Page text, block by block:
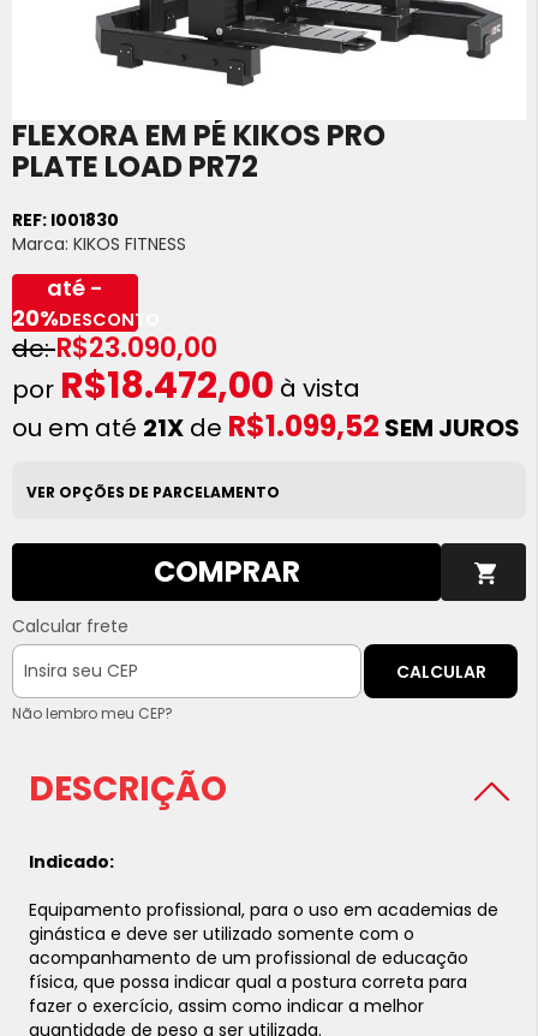
FLEXORA EM PÉ KIKOS PRO
PLATE LOAD PR72
REF: I001830
Marca: KIKOS FITNESS
R$23.090,00
até -
20%DESCONTO
R$18.472,00 à vista
ou em até 21X de R$1.099,52 SEM JUROS
VER OPÇÕES DE PARCELAMENTO
COMPRAR
Calcular frete
CALCULAR
Não lembro meu CEP?
Saltar
para
o
da
Galeria
de
imagens
DESCRIÇÃO
Indicado:
Equipamento profissional, para o uso em academias de
ginástica e deve ser utilizado somente com o
acompanhamento de um profissional de educação
física, que possa indicar qual a postura correta para
fazer o exercício, assim como indicar a melhor
quantidade de peso a ser utilizada.